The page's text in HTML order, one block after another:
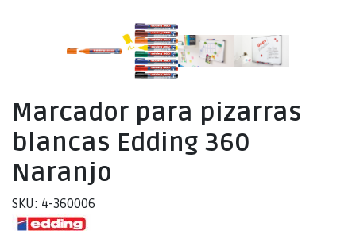
Marcador para pizarras
blancas Edding 360
Naranjo
SKU: 4-360006